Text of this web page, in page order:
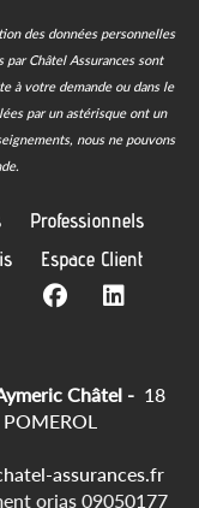
des données personnelles
Châtel Assurances sont
à votre demande ou dans le
par un astérisque ont un
nous ne pouvons
Professionnels
Espace Client
Châtel - 18
assurances.fr
orias 09050177